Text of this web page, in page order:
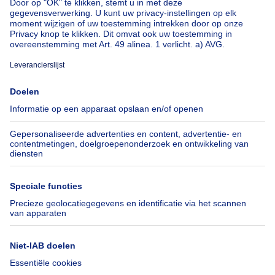
Over
Immoweb
Pers
Jobs
Axel Springer Group
SeLoger.com
Immowelt.de
Tools
Belfius
Verzekeringen
Verhuis checklist
Hulp
Veelgestelde vragen
Toegankelijkheid
Volg ons